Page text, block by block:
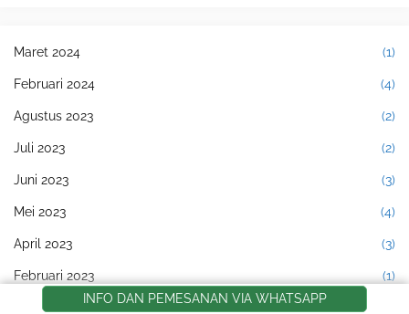
Maret 2024 (1)
Februari 2024 (4)
Agustus 2023 (2)
Juli 2023 (2)
Juni 2023 (3)
Mei 2023 (4)
April 2023 (3)
Februari 2023 (1)
Januari 2023
INFO DAN PEMESANAN VIA WHATSAPP